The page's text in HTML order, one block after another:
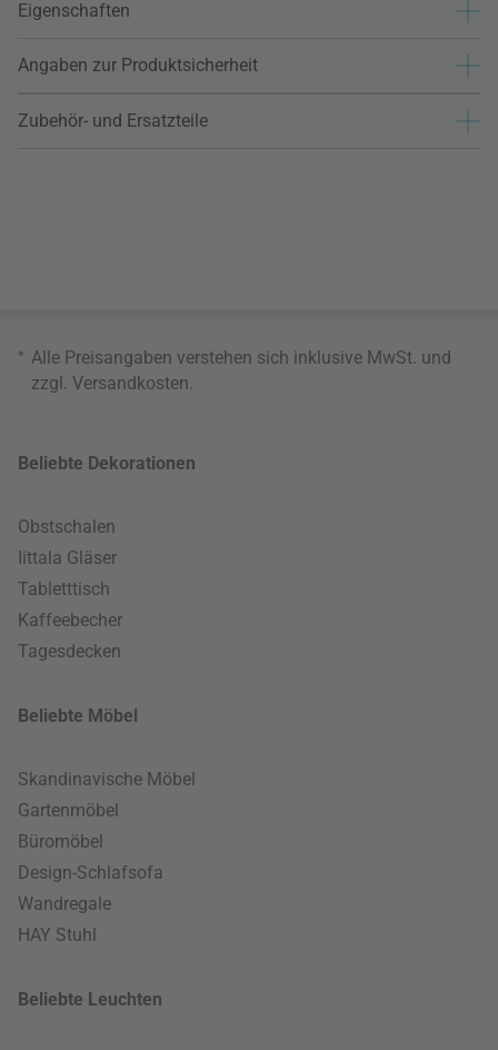
Eigenschaften
Angaben zur Produktsicherheit
Zubehör- und Ersatzteile
* Alle Preisangaben verstehen sich inklusive MwSt. und
zzgl. Versandkosten
Beliebte Dekorationen
Obstschalen
Iittala Gläser
Tabletttisch
Kaffeebecher
Tagesdecken
Beliebte Möbel
Skandinavische Möbel
Gartenmöbel
Büromöbel
Design-Schlafsofa
Wandregale
HAY Stuhl
Beliebte Leuchten